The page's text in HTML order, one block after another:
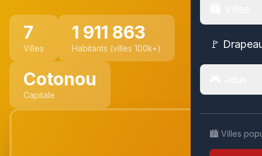
🚩
🏙️ Villes
7
Villes
1 911 863
Habitants (villes 100k+)
Cotonou
Capitale